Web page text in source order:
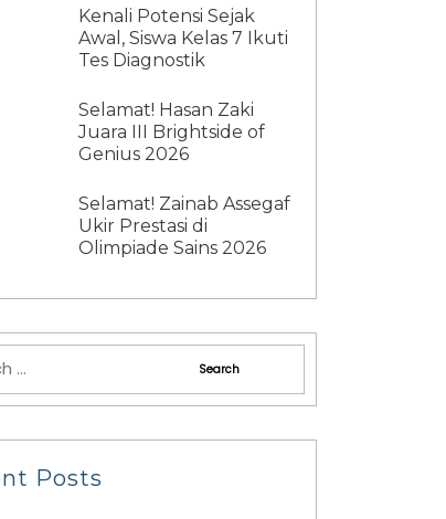
Kenali Potensi Sejak
Awal, Siswa Kelas 7 Ikuti
Tes Diagnostik
Selamat! Hasan Zaki
Juara III Brightside of
Genius 2026
Selamat! Zainab Assegaf
Ukir Prestasi di
Olimpiade Sains 2026
Posts